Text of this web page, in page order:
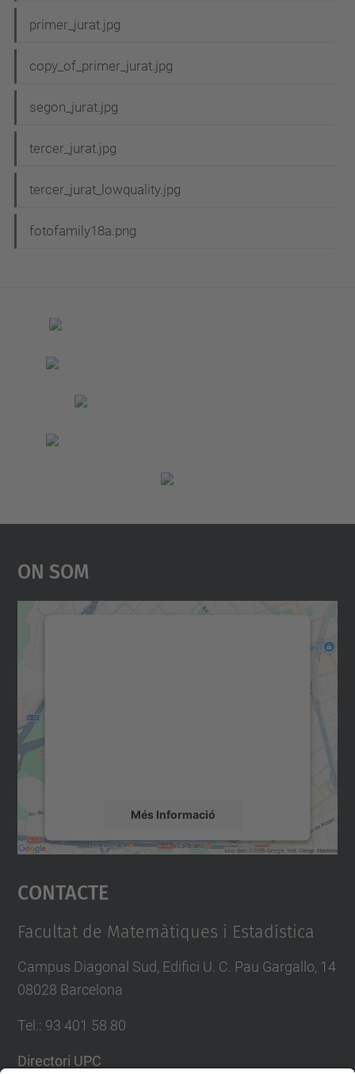
primer_jurat.jpg
copy_of_primer_jurat.jpg
segon_jurat.jpg
tercer_jurat.jpg
tercer_jurat_lowquality.jpg
fotofamily18a.png
On Som
Més Informació
Accepta
powered by
Contacte
Facultat de Matemàtiques i Estadística
Campus Diagonal Sud, Edifici U. C. Pau Gargallo, 14
08028 Barcelona
Tel. : 93 401 58 80
Directori UPC